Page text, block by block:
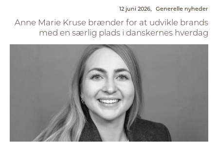
12 juni 2026, Generelle nyheder
Anne Marie Kruse brænder for at udvikle brands
med en særlig plads i danskernes hverdag